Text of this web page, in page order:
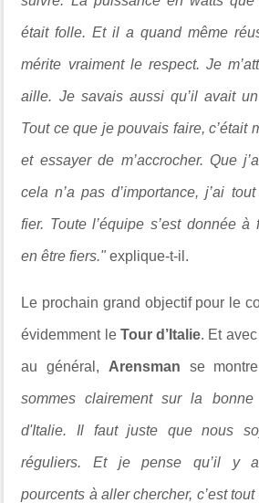
était folle. Et il a quand même
mérite vraiment le respect. Je
aille. Je savais aussi qu’il avait
Tout ce que je pouvais faire, c’était
et essayer de m’accrocher. Que
cela n’a pas d’importance, j’ai
fier. Toute l’équipe s’est donnée
en être fiers."explique-t-il.
Le prochain grand objectif pour le
évidemment le Tour d’Italie. Et
au général, Arensman se
sommes clairement sur la
d'Italie. Il faut juste que nous
réguliers. Et je pense qu’il y
pourcents à aller chercher, c’est